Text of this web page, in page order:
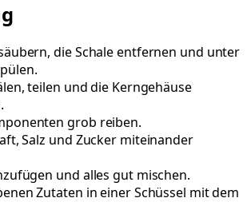
die Schale entfernen und unter
teilen und die Kerngehäuse
grob reiben.
Salz und Zucker miteinander
und alles gut mischen.
Zutaten in einer Schüssel mit dem